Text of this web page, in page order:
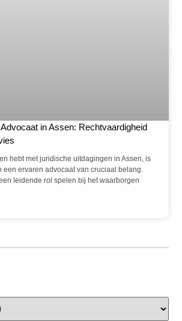
in Assen: Rechtvaardigheid
hebt met juridische uitdagingen in Assen, is
een ervaren advocaat van cruciaal belang.
leidende rol spelen bij het waarborgen